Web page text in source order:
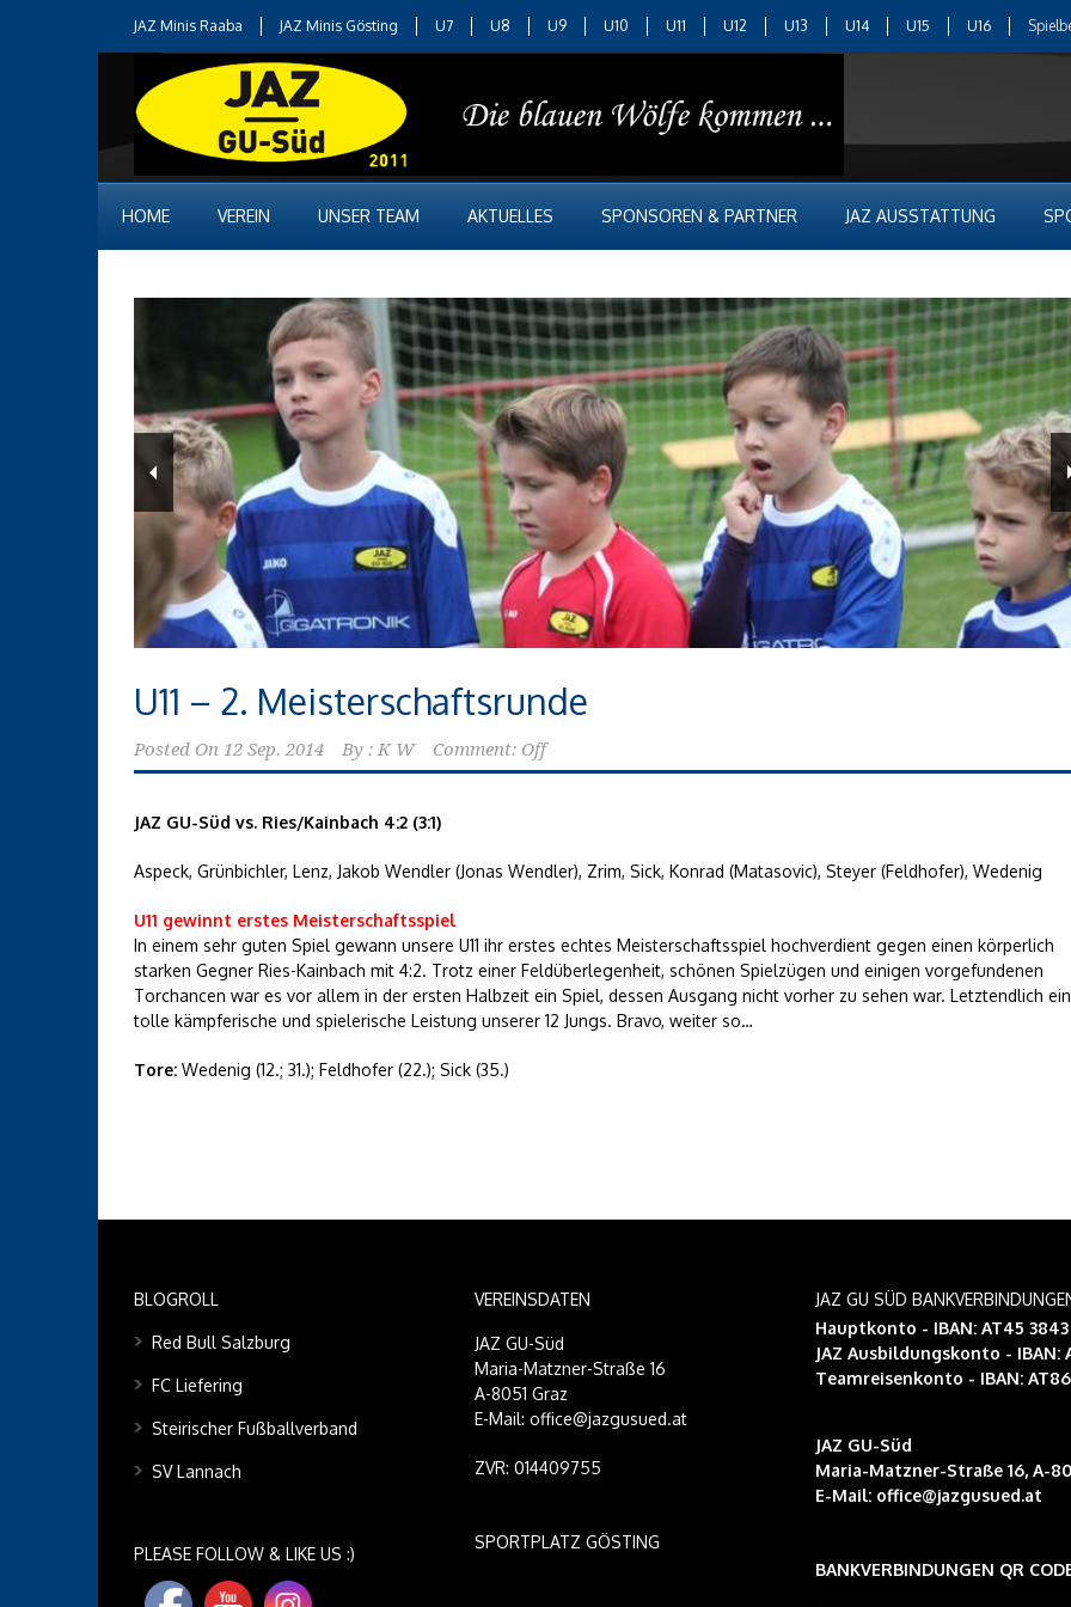
JAZ Minis Raaba JAZ Minis Gösting U7 U8 U9 U10 U11 U12 U13 U14 U15 U16
HOME VEREIN UNSER TEAM AKTUELLES SPONSOREN & PARTNER JAZ AUSSTATTUNG
U11 – 2. Meisterschaftsrunde
Posted On 12 Sep. 2014 By : K W Comment: Off
JAZ GU-Süd vs. Ries/Kainbach 4:2 (3:1)
Aspeck, Grünbichler, Lenz, Jakob Wendler (Jonas Wendler), Zrim, Sick, Konrad (Matasovic), Steyer (Feldhofer), Wedenig
U11 gewinnt erstes Meisterschaftsspiel
In einem sehr guten Spiel gewann unsere U11 ihr erstes echtes Meisterschaftsspiel hochverdient gegen einen körperlich
starken Gegner Ries-Kainbach mit 4:2. Trotz einer Feldüberlegenheit, schönen Spielzügen und einigen vorgefundenen
Torchancen war es vor allem in der ersten Halbzeit ein Spiel, dessen Ausgang nicht vorher zu sehen war. Letztendlich
tolle kämpferische und spielerische Leistung unserer 12 Jungs. Bravo, weiter so…
Tore: Wedenig (12.; 31.); Feldhofer (22.); Sick (35.)
BLOGROLL
Red Bull Salzburg
FC Liefering
Steirischer Fußballverband
SV Lannach
PLEASE FOLLOW & LIKE US :)
VEREINSDATEN
JAZ GU-Süd
Maria-Matzner-Straße 16
A-8051 Graz
E-Mail: office@jazgusued.at
ZVR: 014409755
SPORTPLATZ GÖSTING
JAZ GU SÜD
Hauptkonto - IBAN: AT45
JAZ Ausbildungskonto - IBAN:
Teamreisenkonto - IBAN:
JAZ GU-Süd
Maria-Matzner-Straße 16, A-
E-Mail: office@jazgusued.at
BANKVERBINDUNGEN QR